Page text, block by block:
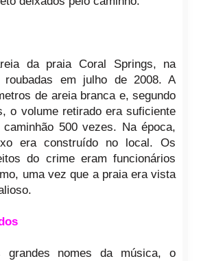
da praia Coral Springs, na
roubadas em julho de 2008. A
de areia branca e, segundo
o volume retirado era suficiente
500 vezes. Na época,
era construído no local. Os
do crime eram funcionários
uma vez que a praia era vista
grandes nomes da música, o